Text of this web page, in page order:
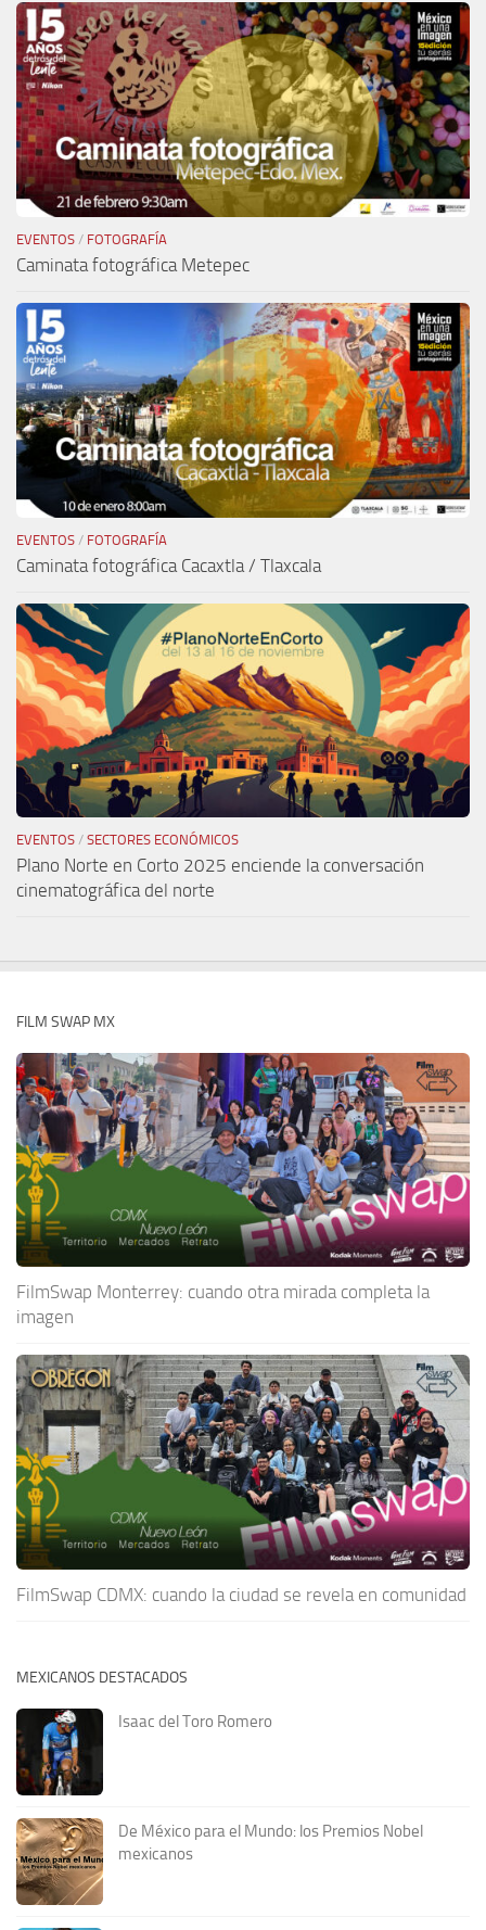
EVENTOS / FOTOGRAFÍA
Caminata fotográfica Metepec
EVENTOS / FOTOGRAFÍA
Caminata fotográfica Cacaxtla / Tlaxcala
EVENTOS / SECTORES ECONÓMICOS
Plano Norte en Corto 2025 enciende la conversación
cinematográfica del norte
FILM SWAP MX
FilmSwap Monterrey: cuando otra mirada completa la
imagen
FilmSwap CDMX: cuando la ciudad se revela en comunidad
MEXICANOS DESTACADOS
Isaac del Toro Romero
De México para el Mundo: los Premios Nobel
mexicanos